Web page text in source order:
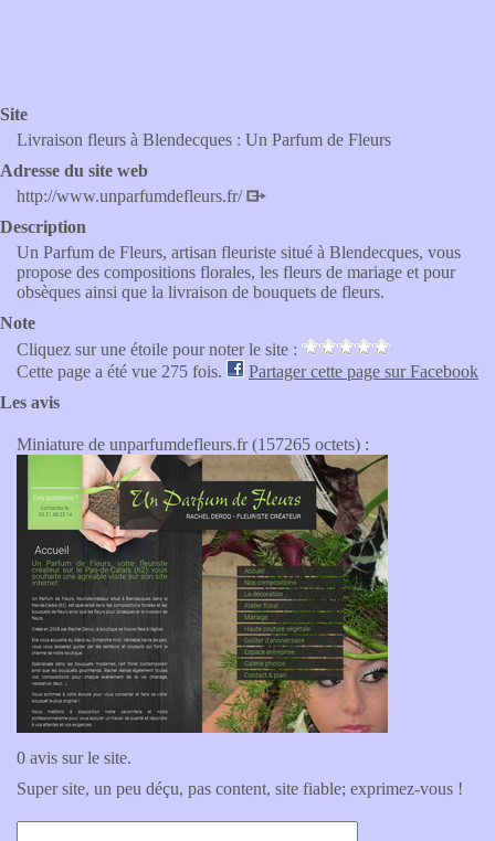
Site
Livraison fleurs à Blendecques : Un Parfum de Fleurs
Adresse du site web
http://www.unparfumdefleurs.fr/
Description
Un Parfum de Fleurs, artisan fleuriste situé à Blendecques, vous
propose des compositions florales, les fleurs de mariage et pour
obsèques ainsi que la livraison de bouquets de fleurs.
Note
Cliquez sur une étoile pour noter le site :
Cette page a été vue 275 fois.
Partager cette page sur Facebook
Les avis
Miniature de unparfumdefleurs.fr (157265 octets) :
0 avis sur le site.
Super site, un peu déçu, pas content, site fiable; exprimez-vous !